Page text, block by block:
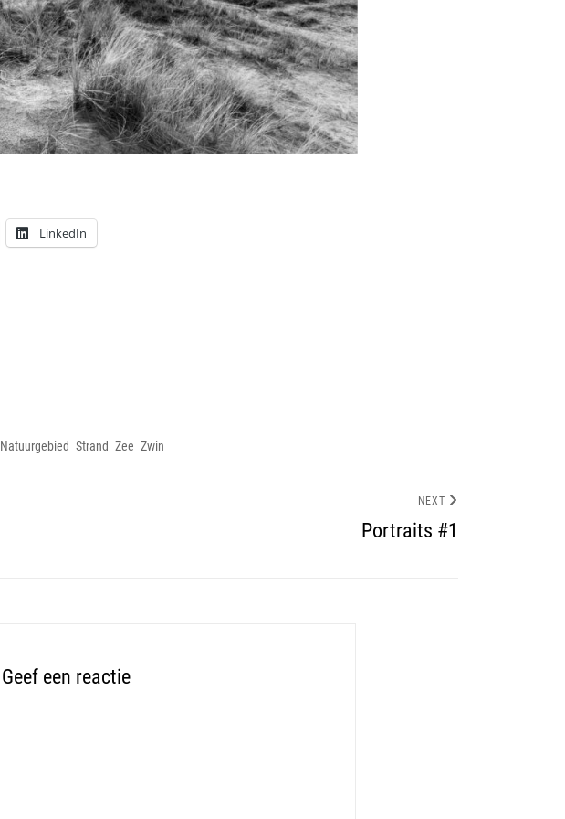
LinkedIn
Natuurgebied Strand Zee Zwin
NEXT
Portraits #1
Geef een reactie